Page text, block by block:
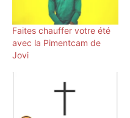
Faites chauffer votre été
avec la Pimentcam de
Jovi